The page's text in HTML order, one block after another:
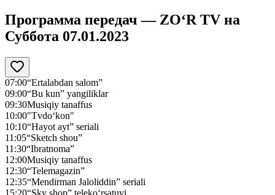
Программа передач — ZO‘R TV на
Суббота 07.01.2023
07:00“Ertalabdan salom”
09:00“Bu kun” yangiliklar
09:30Musiqiy tanaffus
10:00"Tvdo‘kon"
10:10“Hayot ayt” seriali
11:05“Sketch shou”
11:30“Ibratnoma”
12:00Musiqiy tanaffus
12:30“Telemagazin”
12:35“Mendirman Jaloliddin” seriali
15:20“Sky shop” teleko‘rsatuvi